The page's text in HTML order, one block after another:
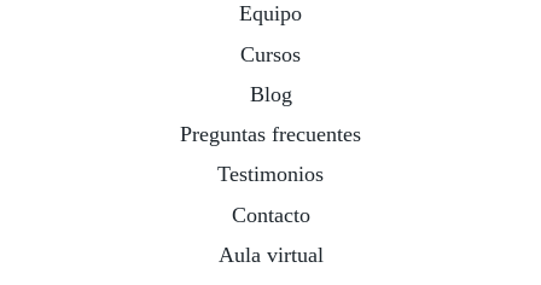
Equipo
Cursos
Blog
Preguntas frecuentes
Testimonios
Contacto
Aula virtual